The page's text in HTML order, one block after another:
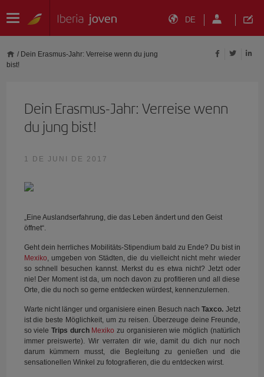
DE
/ Dein Erasmus-Jahr: Verreise wenn du jung
bist!
Dein Erasmus-Jahr: Verreise wenn
du jung bist!
1 DE JUNI DE 2017
„Eine Auslandserfahrung, die das Leben ändert und den Geist
öffnet“.
Geht dein herrliches Mobilitäts-Stipendium bald zu Ende? Du bist in
Mexiko, umgeben von Städten, die du vielleicht nicht mehr wieder
so schnell besuchen kannst. Merkst du es etwa nicht? Jetzt oder
nie! Der Moment ist da, um noch davon zu profitieren und all diese
Orte, die du noch so gerne entdecken würdest, kennenzulernen.
Warte nicht länger und organisiere einen Besuch nachTaxco. Jetzt
ist die beste Möglichkeit, um zu reisen. Überzeuge deine Freunde,
so viele Trips durch Mexiko zu organisieren wie möglich (natürlich
immer preiswerte). Wir verraten dir wie, damit du dich nur noch
darum kümmern musst, die Begleitung zu genießen und die
sensationellen Winkel zu fotografieren, die du entdecken wirst.